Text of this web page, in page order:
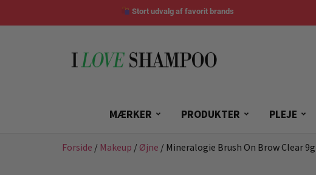
Stort udvalg af favorit brands
MÆRKER PRODUKTER PLEJE
Forside / Makeup / Øjne / Mineralogie Brush On Brow Clear 9g